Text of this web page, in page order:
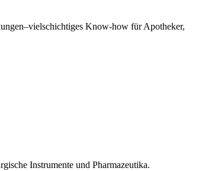
Know-how für Apotheker,
Instrumente und Pharmazeutika.